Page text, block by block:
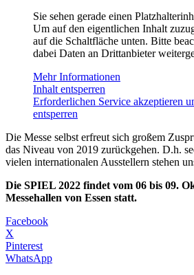
Sie sehen gerade einen
Um auf den eigentlichen Inhalt
auf die Schaltfläche unten. Bitte
dabei Daten an Drittanbieter
Mehr Informationen
Inhalt entsperren
Erforderlichen Service akzeptieren
entsperren
Die Messe selbst erfreut sich großem
das Niveau von 2019 zurückgehen. D.h.
vielen internationalen Ausstellern stehen
Die SPIEL 2022 findet vom 06 bis 09.
Messehallen von Essen statt.
Facebook
X
Pinterest
WhatsApp